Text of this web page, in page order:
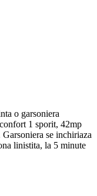
o garsoniera
1 sporit, 42mp
se inchiriaza
linistita, la 5 minute